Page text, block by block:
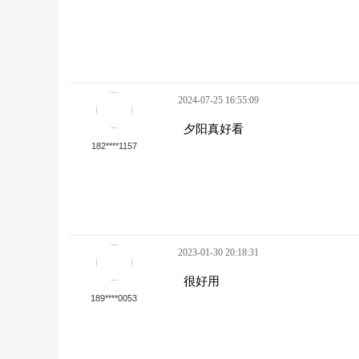
182****1157
2024-07-25 16:55:09
夕阳真好看
189****0053
2023-01-30 20:18:31
很好用